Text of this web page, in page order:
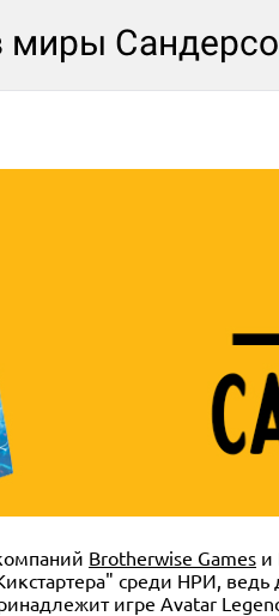
миры
Brotherwise Games и
среди НРИ,
игре Avatar